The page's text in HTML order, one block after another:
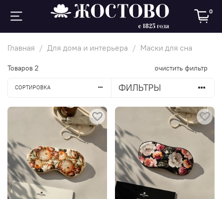
0
Главная Для дома и интерьера Маски для сна
Товаров 2 очистить фильтр
СОРТИРОВКА ФИЛЬТРЫ